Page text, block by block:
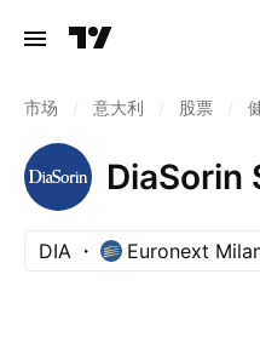
市场 意大利 股票
DiaSorin
DIA Euronext